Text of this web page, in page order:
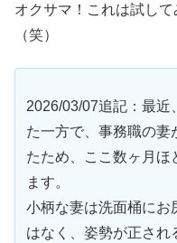
オクサマ！これは試し
（笑）
2026/03/07追記：最近
た一方で、事務職の妻
たため、ここ数ヶ月ほ
ます。
小柄な妻は洗面桶にお
はなく、姿勢が正され